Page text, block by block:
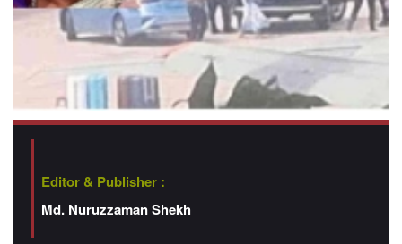
Editor & Publisher :
Md. Nuruzzaman Shekh